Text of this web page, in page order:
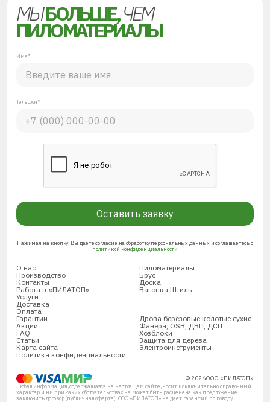
МЫБОЛЬШЕ,ЧЕМ
ПИЛОМАТЕРИАЛЫ
Имя*
Телефон*
Оставить заявку
Нажимая на кнопку, Вы даете согласие на обработку персональных данных и соглашаетесь с
политикой конфиденциальности
О нас
Производство
Контакты
Работа в «ПИЛАТОП»
Услуги
Доставка
Оплата
Гарантии
Акции
FAQ
Статьи
Карта сайта
Политика конфиденциальности
Пиломатериалы
Брус
Доска
Вагонка Штиль
Дрова берёзовые колотые сухие
Фанера, OSB, ДВП, ДСП
Хозблоки
Защита для дерева
Электроинструменты
© 2026 ООО «ПИЛАТОП»
Любая информация, содержащаяся на настоящем сайте, носит исключительно справочный
характер и ни при каких обстоятельствах не может быть расценена как предложение
заключить договор (публичная оферта). ООО «ПИЛАТОП» не дает гарантий по поводу